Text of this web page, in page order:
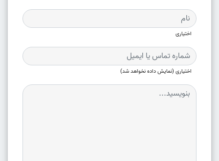
اختیاری
اختیاری (نمایش داده نخواهد شد)